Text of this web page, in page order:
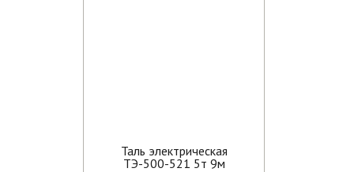
Таль электрическая
ТЭ-500-521 5т 9м